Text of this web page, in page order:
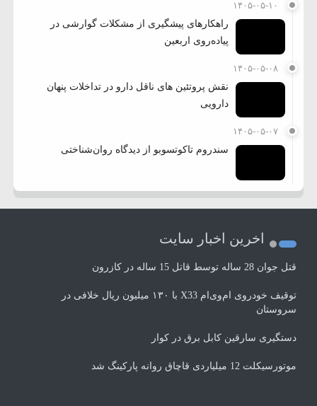
۱۴۰۵-۰۵-۱۰
راهکارهای پیشگیری از مشکلات گوارشی در
پیاده‌روی اربعین
۱۴۰۵-۰۵-۰۸
نقش پروتئین های ناقل دارو در تداخلات پنهان
دارویی
۱۴۰۵-۰۵-۰۷
سندروم تاکوتسوبو از دیدگاه روان‌شناختی
اخرین اخبار سایت
قتل جوان 28 ساله توسط قاتل 15 ساله در کازرون
توقیف خودروی ام‌وی‌ام X33 با ۱۳۰ میلیون ریال خلافی در
سروستان
دستگیری سارقین کابل برق در کوار
موتورسيكلت 12 ميلياردی قاچاق روانه پاركينگ شد